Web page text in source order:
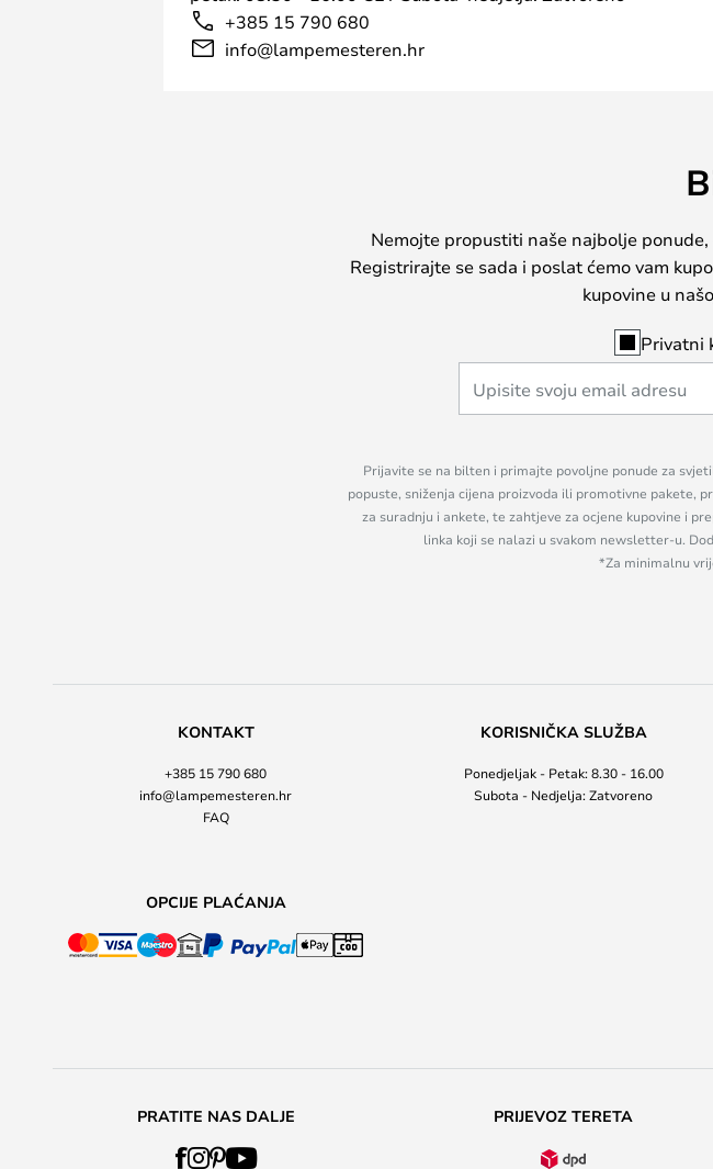
+385 15 790 680
info@lampemesteren.hr
Nemojte propustiti naše najbolje
Registrirajte se sada i poslat ćemo vam
kupovine u
Privatni
Prijavite se na bilten i primajte povoljne ponude za
popuste, sniženja cijena proizvoda ili promotivne pakete,
za suradnju i ankete, te zahtjeve za ocjene kupovine i
linka koji se nalazi u svakom newsletter-u.
*Za minimalnu
KONTAKT
+385 15 790 680
info@lampemesteren.hr
FAQ
KORISNIČKA SLUŽBA
Ponedjeljak - Petak: 8.30 - 16.00
Subota - Nedjelja: Zatvoreno
OPCIJE PLAĆANJA
PRATITE NAS DALJE PRIJEVOZ TERETA